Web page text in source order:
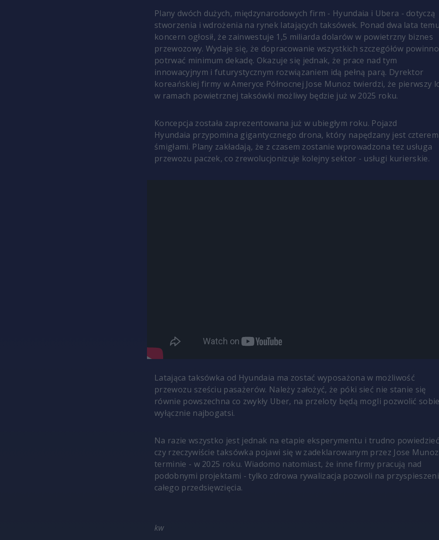
Plany dwóch dużych, międzynarodowych firm - Hyundaia i Ubera - dotyczą
stworzenia i wdrożenia na rynek latających taksówek. Ponad dwa lata
koncern ogłosił, że zainwestuje 1,5 miliarda dolarów w powietrzny biznes
przewozowy. Wydaje się, że dopracowanie wszystkich szczegółów powinno
potrwać minimum dekadę. Okazuje się jednak, że prace nad tym
innowacyjnym i futurystycznym rozwiązaniem idą pełną parą. Dyrektor
koreańskiej firmy w Ameryce Północnej Jose Munoz twierdzi, że pierwszy
w ramach powietrznej taksówki możliwy będzie już w 2025 roku.
Koncepcja została zaprezentowana już w ubiegłym roku. Pojazd
Hyundaia przypomina gigantycznego drona, który napędzany jest
śmigłami. Plany zakładają, że z czasem zostanie wprowadzona tez usługa
przewozu paczek, co zrewolucjonizuje kolejny sektor - usługi kurierskie.
Latająca taksówka od Hyundaia ma zostać wyposażona w możliwość
przewozu sześciu pasażerów. Należy założyć, że póki sieć nie stanie się
równie powszechna co zwykły Uber, na przeloty będą mogli pozwolić
wyłącznie najbogatsi.
Na razie wszystko jest jednak na etapie eksperymentu i trudno
czy rzeczywiście taksówka pojawi się w zadeklarowanym przez Jose
terminie - w 2025 roku. Wiadomo natomiast, że inne firmy pracują nad
podobnymi projektami - tylko zdrowa rywalizacja pozwoli na
całego przedsięwzięcia.
kw